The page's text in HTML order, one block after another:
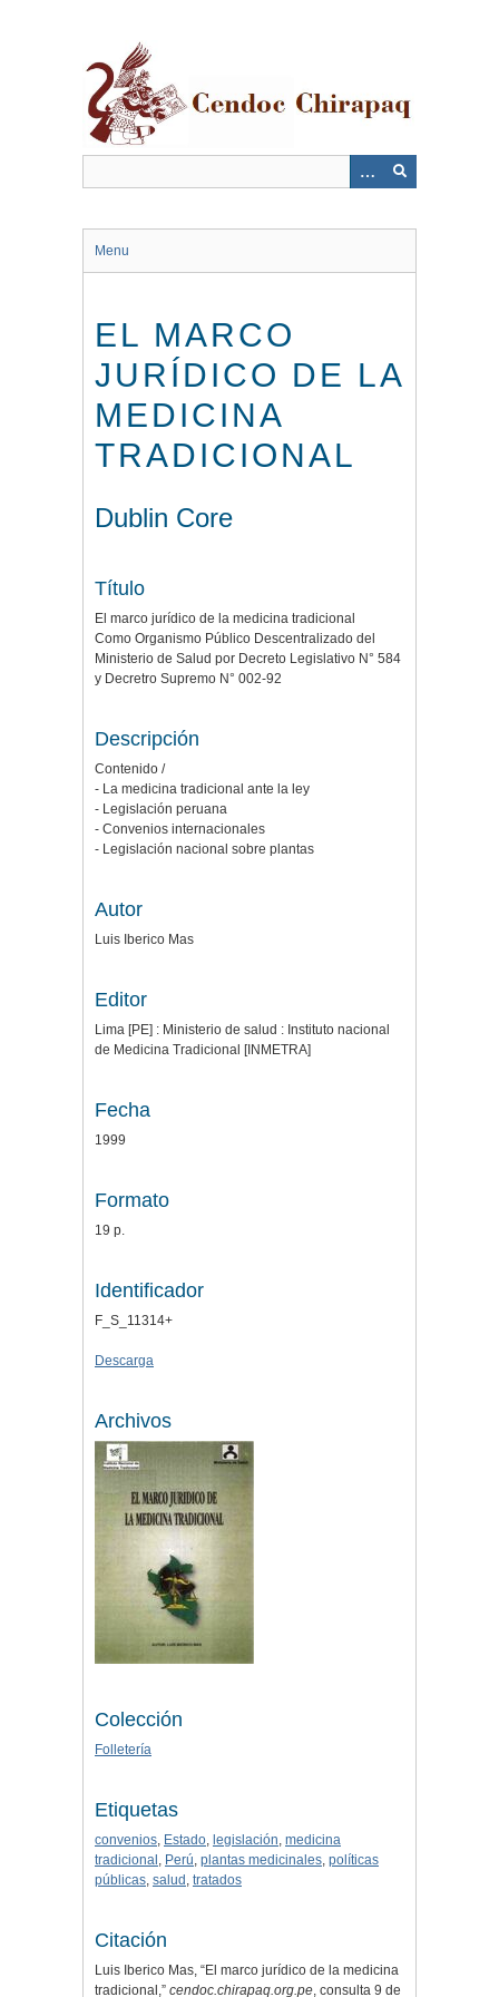
Menu
EL MARCO
JURÍDICO DE LA
MEDICINA
TRADICIONAL
Dublin Core
Título
El marco jurídico de la medicina tradicional
Como Organismo Público Descentralizado del
Ministerio de Salud por Decreto Legislativo N° 584
y Decretro Supremo N° 002-92
Descripción
Contenido /
- La medicina tradicional ante la ley
- Legislación peruana
- Convenios internacionales
- Legislación nacional sobre plantas
Autor
Luis Iberico Mas
Editor
Lima [PE] : Ministerio de salud : Instituto nacional
de Medicina Tradicional [INMETRA]
Fecha
1999
Formato
19 p.
Identificador
F_S_11314+
Descarga
Archivos
Colección
Folletería
Etiquetas
convenios, Estado, legislación, medicina
tradicional , Perú, plantas medicinales, políticas
públicas, salud , tratados
Citación
Luis Iberico Mas, “El marco jurídico de la medicina
tradicional,” cendoc.chirapaq.org.pe, consulta 9 de